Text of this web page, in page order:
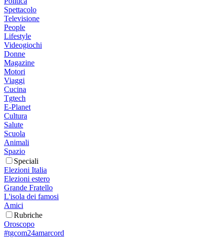
Spettacolo
Televisione
People
Lifestyle
Videogiochi
Donne
Magazine
Motori
Viaggi
Cucina
Tgtech
E-Planet
Cultura
Salute
Scuola
Animali
Spazio
Speciali
Elezioni Italia
Elezioni estero
Grande Fratello
L'isola dei famosi
Amici
Rubriche
Oroscopo
#tgcom24amarcord